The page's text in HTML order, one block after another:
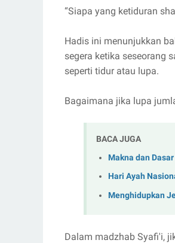
“Siapa yang ketiduran
Hadis ini menunjukkan
segera ketika seseorang
seperti tidur atau lupa.
Bagaimana jika lupa
BACA JUGA
Makna dan
Hari Ayah
Menghidupkan
Dalam madzhab Syafi'i,